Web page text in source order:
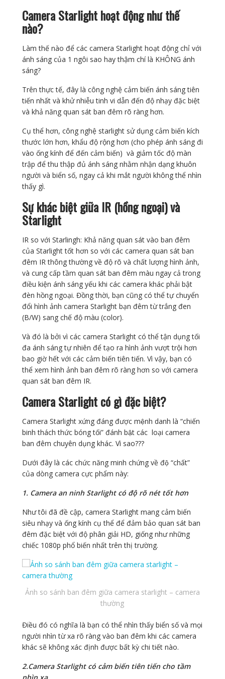
Camera Starlight hoạt động như thế
nào?
Làm thế nào để các camera Starlight hoạt động chỉ với
ánh sáng của 1 ngôi sao hay thậm chí là KHÔNG ánh
sáng?
Trên thực tế, đây là công nghệ cảm biến ánh sáng tiên
tiến nhất và khử nhiễu tinh vi dẫn đến độ nhạy đặc biệt
và khả năng quan sát ban đêm rõ ràng hơn.
Cụ thể hơn, công nghệ starlight sử dụng cảm biến kích
thước lớn hơn, khẩu độ rộng hơn (cho phép ánh sáng đi
vào ống kính để đến cảm biến) và giảm tốc độ màn
trập để thu thập đủ ánh sáng nhằm nhận dạng khuôn
người và biển số, ngay cả khi mắt người không thể nhìn
thấy gì.
Sự khác biệt giữa IR (hồng ngoại) và
Starlight
IR so với Starlingh: Khả năng quan sát vào ban đêm
của Starlight tốt hơn so với các camera quan sát ban
đêm IR thông thường về độ rõ và chất lượng hình ảnh,
và cung cấp tầm quan sát ban đêm màu ngay cả trong
điều kiện ánh sáng yếu khi các camera khác phải bật
đèn hồng ngoại. Đồng thời, bạn cũng có thể tự chuyển
đổi hình ảnh camera Starlight bạn đêm từ trắng đen
(B/W) sang chế độ màu (color).
Và đó là bởi vì các camera Starlight có thể tận dụng tối
đa ánh sáng tự nhiên để tạo ra hình ảnh vượt trội hơn
bao giờ hết với các cảm biến tiên tiến. Vì vậy, bạn có
thể xem hình ảnh ban đêm rõ ràng hơn so với camera
quan sát ban đêm IR.
Camera Starlight có gì đặc biệt?
Camera Starlight xứng đáng được mệnh danh là “chiến
binh thách thức bóng tối” đánh bật các loại camera
ban đêm chuyên dụng khác. Vì sao???
Dưới đây là các chức năng minh chứng về độ “chất”
của dòng camera cực phẩm này:
1. Camera an ninh Starlight có độ rõ nét tốt hơn
Như tôi đã đề cập, camera Starlight mang cảm biến
siêu nhạy và ống kính cụ thể để đảm bảo quan sát ban
đêm đặc biệt với độ phân giải HD, giống như những
chiếc 1080p phổ biến nhất trên thị trường.
Ảnh so sánh ban đêm giữa camera starlight – camera
thường
Điều đó có nghĩa là bạn có thể nhìn thấy biển số và mọi
người nhìn từ xa rõ ràng vào ban đêm khi các camera
khác sẽ không xác định được bất kỳ chi tiết nào.
2.Camera Starlight có cảm biến tiên tiến cho tầm